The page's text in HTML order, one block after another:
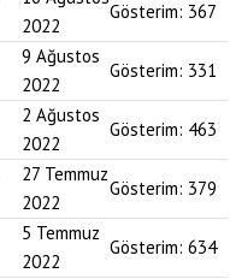
2022
Gösterim: 367
9 Ağustos
2022
Gösterim: 331
2 Ağustos
2022
Gösterim: 463
27 Temmuz
2022
Gösterim: 379
5 Temmuz
2022
Gösterim: 634